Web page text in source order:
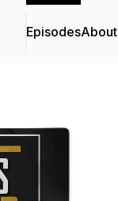
EpisodesAbout